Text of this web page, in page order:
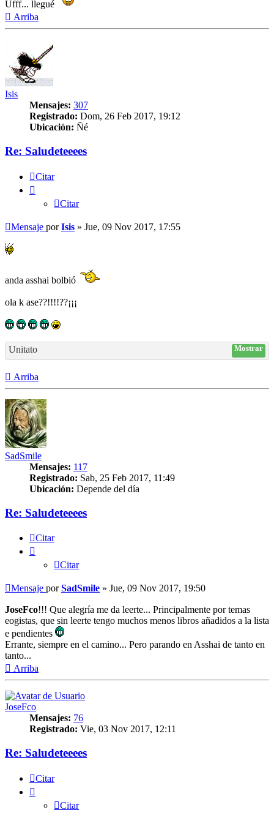
Ufff... llegué
Arriba
Isis
Mensajes: 307
Registrado: Dom, 26 Feb 2017, 19:12
Ubicación: Ñé
Re: Saludeteeees
Citar
Citar
Mensaje porIsis » Jue, 09 Nov 2017, 17:55
anda asshai bolbió
ola k ase??!!!!??¡¡¡
Unitato Mostrar
Arriba
SadSmile
Mensajes: 117
Registrado: Sab, 25 Feb 2017, 11:49
Ubicación: Depende del día
Re: Saludeteeees
Citar
Citar
Mensaje porSadSmile » Jue, 09 Nov 2017, 19:50
JoseFco!!! Que alegría me da leerte... Principalmente por temas
eogistas, que sin leerte tengo muchos menos libros añadidos a la lista
e pendientes
Errante, siempre en el camino... Pero parando en Asshai de tanto en
tanto...
Arriba
JoseFco
Mensajes: 76
Registrado: Vie, 03 Nov 2017, 12:11
Re: Saludeteeees
Citar
Citar